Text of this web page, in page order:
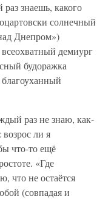
знаешь, какого
солнечный
Днепром»)
демиург
будоражка
раз не знаю, как-
возрос ли я
что-то ещё
«Где
что не остаётся
(совпадая и